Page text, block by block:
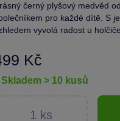
černý plyšový medvěd
pro každé dítě. S
vyvolá radost u
Kč
skladem > 10 kusů